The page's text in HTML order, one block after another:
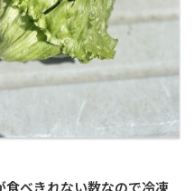
べきれない数なので冷凍